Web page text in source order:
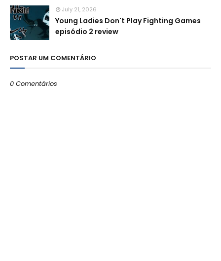
July 21, 2026
Young Ladies Don't Play Fighting Games
episódio 2 review
POSTAR UM COMENTÁRIO
0 Comentários